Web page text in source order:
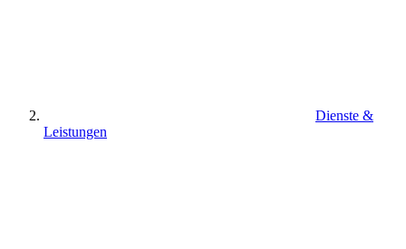
Dienste &
Leistungen